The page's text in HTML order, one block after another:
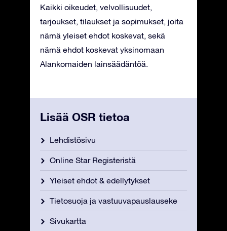
Kaikki oikeudet, velvollisuudet,
tarjoukset, tilaukset ja sopimukset, joita
nämä yleiset ehdot koskevat, sekä
nämä ehdot koskevat yksinomaan
Alankomaiden lainsäädäntöä.
Lisää OSR tietoa
Lehdistösivu
Online Star Registeristä
Yleiset ehdot & edellytykset
Tietosuoja ja vastuuvapauslauseke
Sivukartta